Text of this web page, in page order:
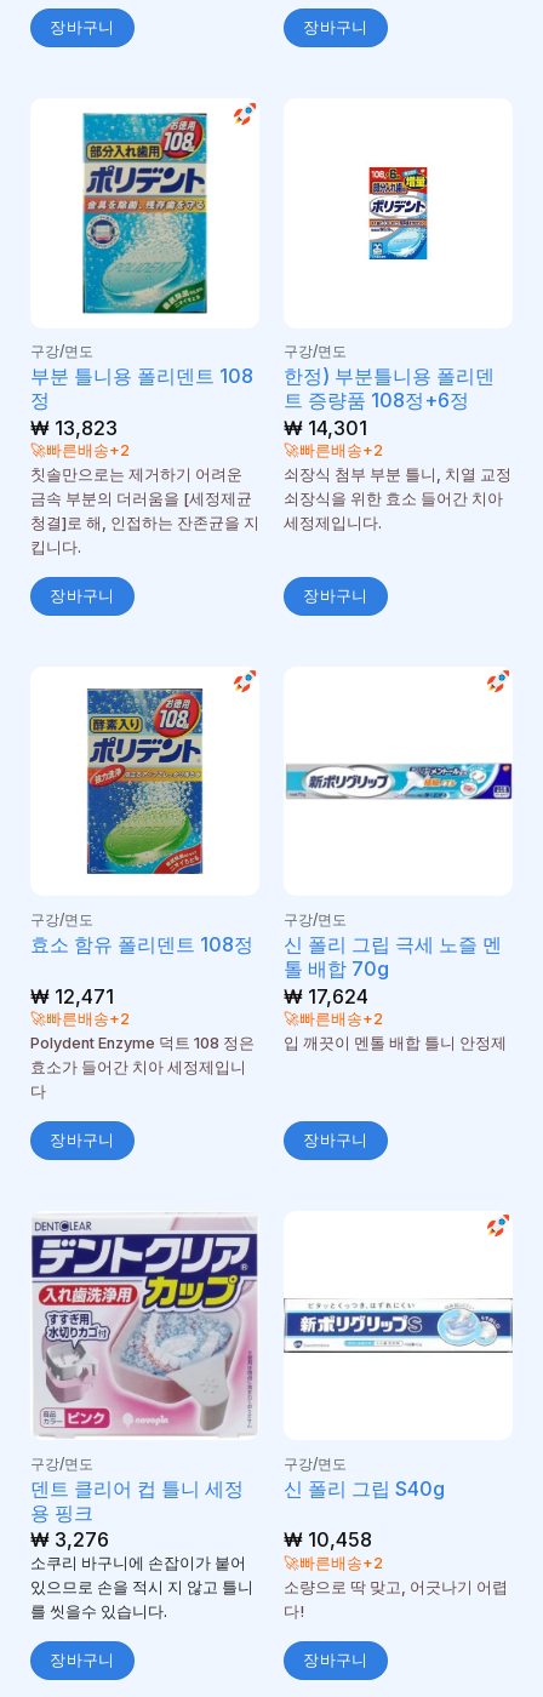
장바구니 장바구니
구강/면도
부분 틀니용 폴리덴트 108
정
₩13,823
🚀빠른배송+2
칫솔만으로는 제거하기 어려운
금속 부분의 더러움을 [세정제균
청결]로 해, 인접하는 잔존균을 지
킵니다.
장바구니
구강/면도
한정) 부분틀니용 폴리덴
트 증량품 108정+6정
₩14,301
🚀빠른배송+2
쇠장식 첨부 부분 틀니, 치열 교정
쇠장식을 위한 효소 들어간 치아
세정제입니다.
장바구니
구강/면도
효소 함유 폴리덴트 108정
₩12,471
🚀빠른배송+2
Polydent Enzyme 덕트 108 정은
효소가 들어간 치아 세정제입니
다
장바구니
구강/면도
신 폴리 그립 극세 노즐 멘
톨 배합 70g
₩17,624
🚀빠른배송+2
입 깨끗이 멘톨 배합 틀니 안정제
장바구니
구강/면도
덴트 클리어 컵 틀니 세정
용 핑크
₩3,276
소쿠리 바구니에 손잡이가 붙어
있으므로 손을 적시 지 않고 틀니
를 씻을수 있습니다.
장바구니
구강/면도
신 폴리 그립 S40g
₩10,458
🚀빠른배송+2
소량으로 딱 맞고, 어긋나기 어렵
다!
장바구니